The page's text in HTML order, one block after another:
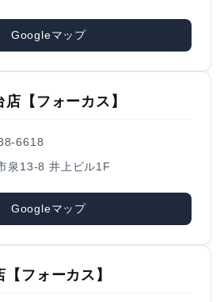
Googleマップ
【フォーカス】
6618
泉13-8 井上ビル1F
Googleマップ
フォーカス】